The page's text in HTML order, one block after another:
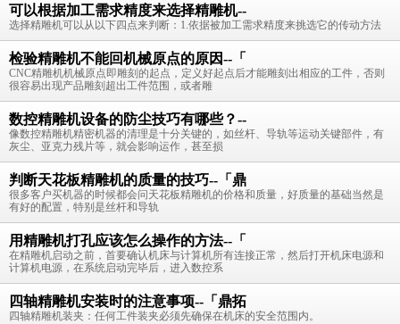
可以根据加工需求精度来选择精雕机--
选择精雕机可以从以下四点来判断：1.依据被加工需求精度来挑选它的传动方法
检验精雕机不能回机械原点的原因--「
CNC精雕机机械原点即雕刻的起点，定义好起点后才能雕刻出相应的工件，否则
很容易出现产品雕刻超出工件范围，或者雕
数控精雕机设备的防尘技巧有哪些？--
像数控精雕机精密机器的清理是十分关键的，如丝杆、导轨等运动关键部件，有
灰尘、亚克力残片等，就会影响运作，甚至损
判断天花板精雕机的质量的技巧--「鼎
很多客户买机器的时候都会问天花板精雕机的价格和质量，好质量的基础当然是
有好的配置，特别是丝杆和导轨
用精雕机打孔应该怎么操作的方法--「
在精雕机启动之前，首要确认机床与计算机所有连接正常，然后打开机床电源和
计算机电源，在系统启动完毕后，进入数控系
四轴精雕机安装时的注意事项--「鼎拓
四轴精雕机装夹：任何工件装夹必须先确保在机床的安全范围内。